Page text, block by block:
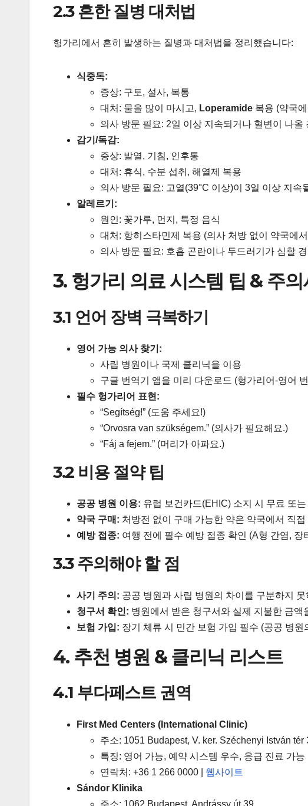
2.3 흔한 질병 대처법
헝가리에서 흔히 발생하는 질병과 대처법을 정리했습니다:
식중독:
증상: 구토, 설사, 복통
대처: 물을 많이 마시고, Loperamide 복용 (약국
의사 방문 필요: 2일 이상 지속되거나 혈변이 나올
감기/독감:
증상: 발열, 기침, 인후통
대처: 휴식, 수분 섭취, 해열제 복용
의사 방문 필요: 고열(39°C 이상)이 3일 이상 지속
알레르기:
원인: 꽃가루, 먼지, 특정 음식
대처: 항히스타민제 복용 (의사 처방 없이 약국에
의사 방문 필요: 호흡 곤란이나 두드러기가 심할
3. 헝가리 의료 시스템 팁 & 주
3.1 언어 장벽 극복하기
영어 가능 의사 찾기:
사립 병원이나 국제 클리닉을 이용
구글 번역기 앱을 미리 다운로드 (헝가리어-영어
필수 헝가리어 표현:
“Segítség!” (도움 주세요!)
“Orvosra van szükségem.” (의사가 필요해요.)
“Fáj a fejem.” (머리가 아파요.)
3.2 비용 절약 팁
공공 병원 이용: 유럽 보건카드(EHIC) 소지 시 무료 또
약국 구매: 처방전 없이 구매 가능한 약은 약국에서 직
예방 접종: 여행 전에 필수 예방 접종 확인 (A형 간염, 장
3.3 주의해야 할 점
사기 주의: 공공 병원과 사립 병원의 차이를 구분하지
청구서 확인: 병원에서 받은 청구서와 실제 지불한 금액
보험 가입: 장기 체류 시 민간 보험 가입 필수 (공공 병원
4. 추천 병원 & 클리닉 리스트
4.1 부다페스트 권역
First Med Centers (International Clinic)
주소: 1051 Budapest, V. ker. Széchenyi István tér
특징: 영어 가능, 예약 시스템 우수, 응급 진료 가능
연락처: +36 1 266 0000 | 웹사이트
Sándor Klinika
주소: 1062 Budapest, Andrássy út 39.